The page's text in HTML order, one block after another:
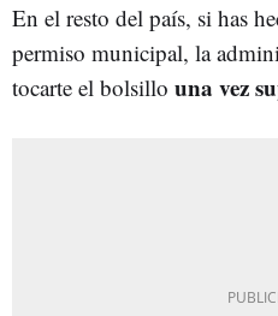
En el resto del país, si has
permiso municipal, la
tocarte el bolsillo una vez